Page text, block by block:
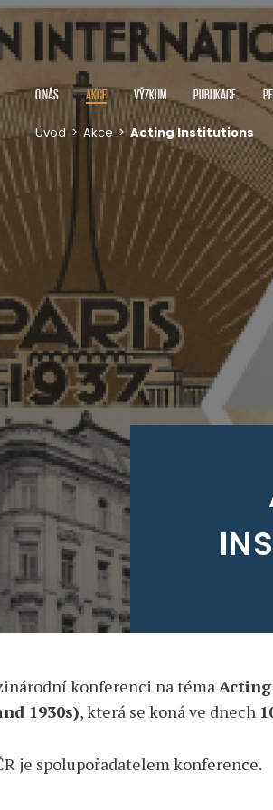
O NÁS AKCE VÝZKUM PUBLIKACE
Úvod> Akce>Acting Institutions
konferenci na téma
1930s), která se koná ve dnech
je spolupořadatelem konference.